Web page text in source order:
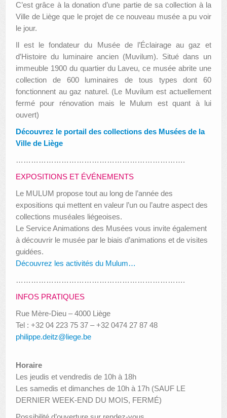
C’est grâce à la donation d’une partie de sa collection à la
Ville de Liège que le projet de ce nouveau musée a pu voir
le jour.
Il est le fondateur du Musée de l’Éclairage au gaz et
d’Histoire du luminaire ancien (Muvilum). Situé dans un
immeuble 1900 du quartier du Laveu, ce musée abrite une
collection de 600 luminaires de tous types dont 60
fonctionnent au gaz naturel. (Le Muvilum est actuellement
fermé pour rénovation mais le Mulum est quant à lui
ouvert)
Découvrez le portail des collections des Musées de la
Ville de Liège
………………………………………………………….
EXPOSITIONS ET ÉVÉNEMENTS
Le MULUM propose tout au long de l’année des
expositions qui mettent en valeur l’un ou l’autre aspect des
collections muséales liégeoises.
Le Service Animations des Musées vous invite également
à découvrir le musée par le biais d’animations et de visites
guidées.
Découvrez les activités du Mulum…
………………………………………………………….
INFOS PRATIQUES
Rue Mère-Dieu – 4000 Liège
Tel : +32 04 223 75 37 – +32 0474 27 87 48
philippe.deitz@liege.be
Horaire
Les jeudis et vendredis de 10h à 18h
Les samedis et dimanches de 10h à 17h (SAUF LE
DERNIER WEEK-END DU MOIS, FERMÉ)